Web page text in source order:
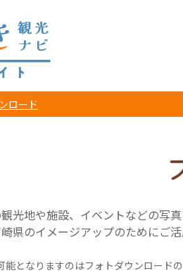
ロード
光地や施設、イベントなどの写
県のイメージアップのためにご
能となりますのはフォトダウンロードの